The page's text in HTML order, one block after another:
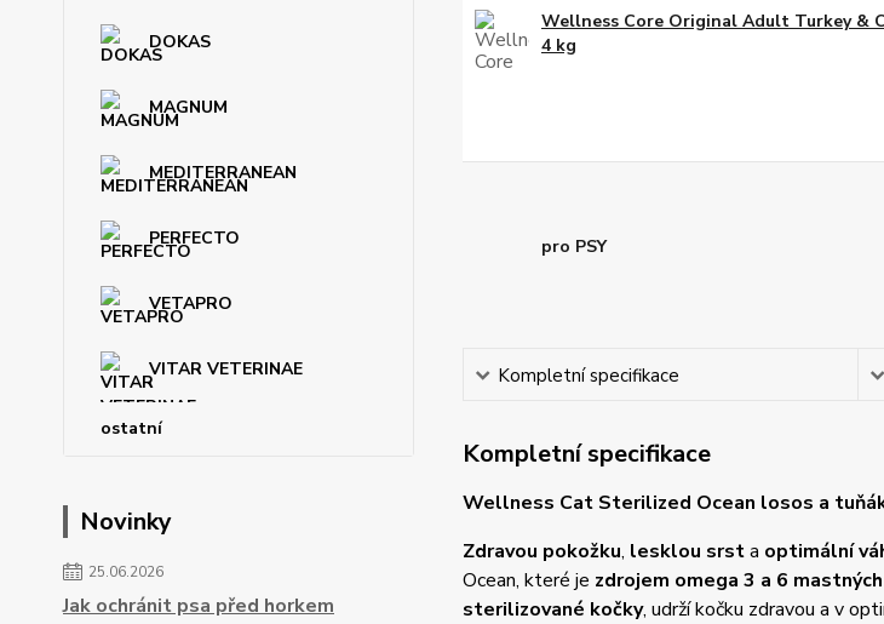
DOKAS
MAGNUM
MEDITERRANEAN
PERFECTO
VETAPRO
VITAR VETERINAE
ostatní
Novinky
25.06.2026
Jak ochránit psa před horkem
Wellness Core Original Adult Turkey &
4 kg
pro PSY
Kompletní specifikace
Kompletní specifikace
Wellness Cat Sterilized Ocean losos a
Zdravou pokožku, lesklou srsta optimální
Ocean, které je zdrojem omega 3 a 6
sterilizované kočky, udrží kočku zdravou a v